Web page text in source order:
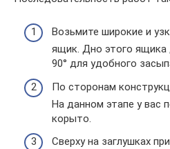
Возьмите широкие и
ящик. Дно этого
90° для удобного
По сторонам
На данном этапе у вас
корыто.
Сверху на заглушках